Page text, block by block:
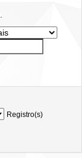
Registro(s)